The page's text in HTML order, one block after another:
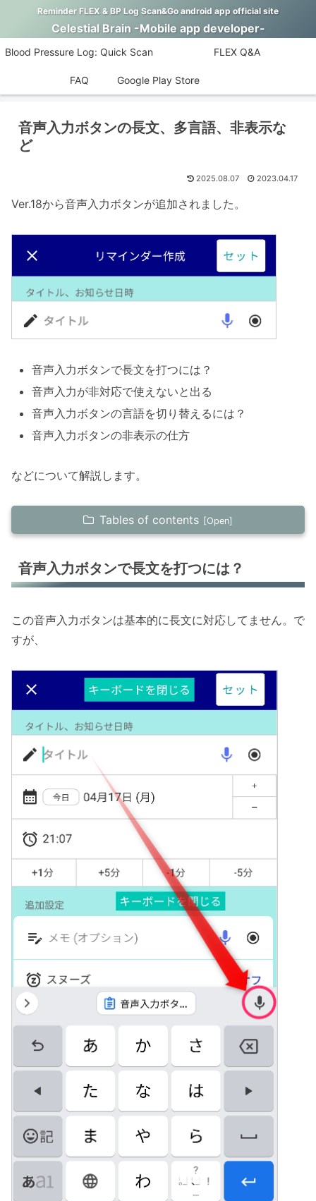
Reminder FLEX & BP Log Scan&Go android app official site
Celestial Brain -Mobile app developer-
Blood Pressure Log: Quick Scan
FAQ
FLEX Q&A
Google Play Store
音声入力ボタンの長文、多言語、非表示な
ど
2025.08.07 2023.04.17
Ver.18から音声入力ボタンが追加されました。
音声入力ボタンで長文を打つには？
音声入力が非対応で使えないと出る
音声入力ボタンの言語を切り替えるには？
音声入力ボタンの非表示の仕方
などについて解説します。
Tables of contents
ボタンが出ない場合
音声入力の言語を切り替えるには？
音声入力ボタンで長文を打つには？
この音声入力ボタンは基本的に長文に対応してません。で
すが、